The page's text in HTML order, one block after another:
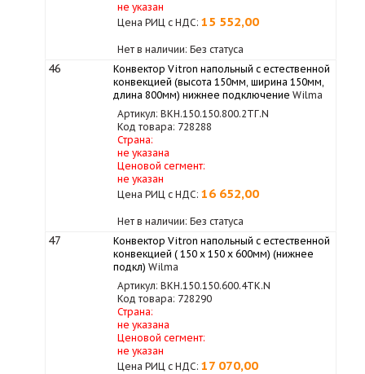
не указан
Цена РИЦ с НДС: 15 552,00
Нет в наличии: Без статуса
46
Конвектор Vitron напольный с естественной
конвекцией (высота 150мм, ширина 150мм,
длина 800мм) нижнее подключение Wilma
Артикул: ВКН.150.150.800.2ТГ.N
Код товара: 728288
Страна:
не указана
Ценовой сегмент:
не указан
Цена РИЦ с НДС: 16 652,00
Нет в наличии: Без статуса
47
Конвектор Vitron напольный с естественной
конвекцией ( 150 х 150 х 600мм) (нижнее
подкл) Wilma
Артикул: ВКН.150.150.600.4ТК.N
Код товара: 728290
Страна:
не указана
Ценовой сегмент:
не указан
Цена РИЦ с НДС: 17 070,00